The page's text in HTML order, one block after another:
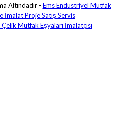
Altındadır - Ems Endüstriyel Mutfak
İmalat Proje Satış Servis